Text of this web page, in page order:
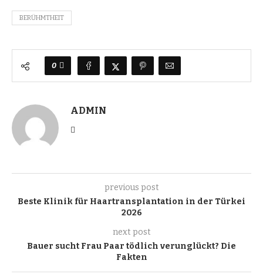
BERÜHMTHEIT
0
ADMIN
previous post
Beste Klinik für Haartransplantation in der Türkei
2026
next post
Bauer sucht Frau Paar tödlich verunglückt? Die
Fakten